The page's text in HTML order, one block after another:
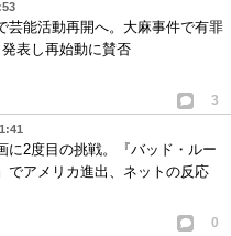
芸能活動再開へ。大麻事件で有罪
表し再始動に賛否
3
に2度目の挑戦。『バッド・ルー
でアメリカ進出、ネットの反応
0